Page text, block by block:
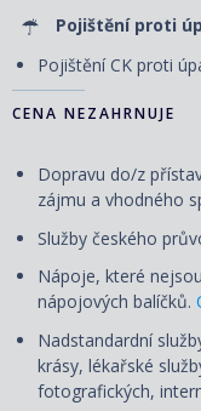
Pojištění proti
Pojištění CK proti
CENA NEZAHRNUJE
Dopravu do/z
zájmu a vhodného
Služby českého
Nápoje, které
nápojových balíčků.
Nadstandardní
krásy, lékařské
fotografických,